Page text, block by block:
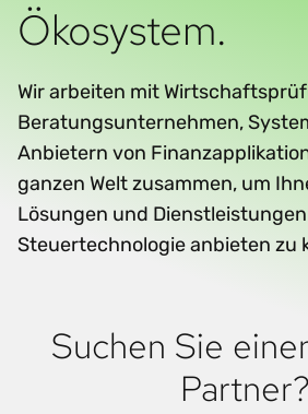
Ökosystem.
Wir arbeiten mit
Beratungsunternehmen,
Anbietern von
ganzen Welt zusammen, um
Lösungen und
Steuertechnologie anbieten zu
Suchen Sie
Partner?